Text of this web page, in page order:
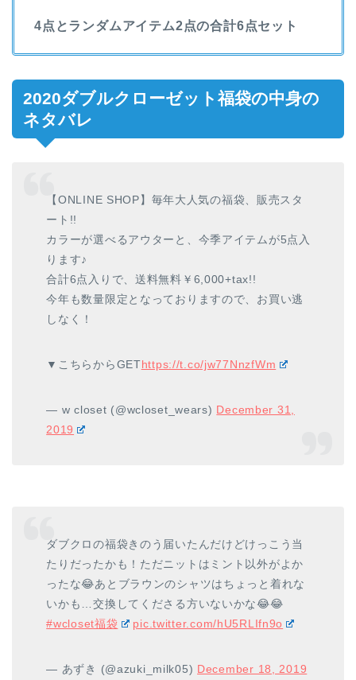
4点とランダムアイテム2点の合計6点セット
2020ダブルクローゼット福袋の中身の
ネタバレ
【ONLINE SHOP】毎年大人気の福袋、販売スタ
ート!!
カラーが選べるアウターと、今季アイテムが5点入
ります♪
合計6点入りで、送料無料￥6,000+tax!!
今年も数量限定となっておりますので、お買い逃
しなく！
▼こちらからGEThttps://t.co/jw77NnzfWm
— w closet (@wcloset_wears) December 31,
2019
ダブクロの福袋きのう届いたんだけどけっこう当
たりだったかも！ただニットはミント以外がよか
ったな😂あとブラウンのシャツはちょっと着れな
いかも…交換してくださる方いないかな😂😂
#wcloset福袋
pic.twitter.com/hU5RLIfn9o
— あずき (@azuki_milk05) December 18, 2019